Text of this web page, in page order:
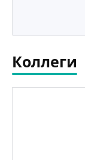
Коллеги